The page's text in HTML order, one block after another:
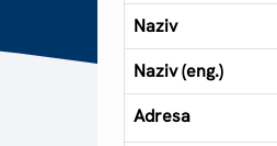
Naziv
Naziv (eng.)
Adresa